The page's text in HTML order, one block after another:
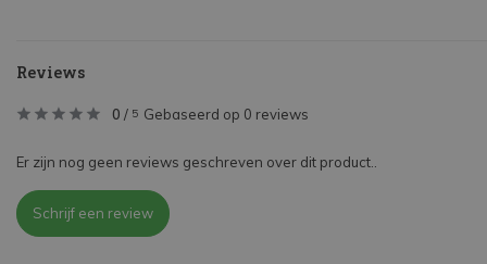
Reviews
0 / 5 Gebaseerd op 0 reviews
Er zijn nog geen reviews geschreven over dit product..
Schrijf een review